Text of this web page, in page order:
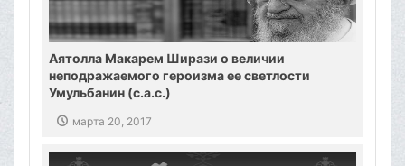
Аятолла Макарем Ширази о величии
неподражаемого героизма ее светлости
Умульбанин (с.а.с.)
марта 20, 2017